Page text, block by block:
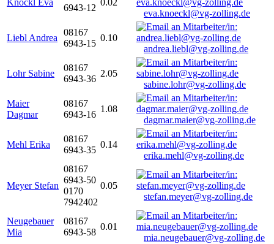
Knöckl Eva
6943-12
0.02
eva.knoeckl@vg-zolling.de
Liebl Andrea
08167
6943-15
0.10
andrea.liebl@vg-zolling.de
Lohr Sabine
08167
6943-36
2.05
sabine.lohr@vg-zolling.de
Maier
Dagmar
08167
6943-16
1.08
dagmar.maier@vg-zolling.de
Mehl Erika
08167
6943-35
0.14
erika.mehl@vg-zolling.de
Meyer Stefan
08167
6943-50
0170
7942402
0.05
stefan.meyer@vg-zolling.de
Neugebauer
Mia
08167
6943-58
0.01
mia.neugebauer@vg-zolling.de